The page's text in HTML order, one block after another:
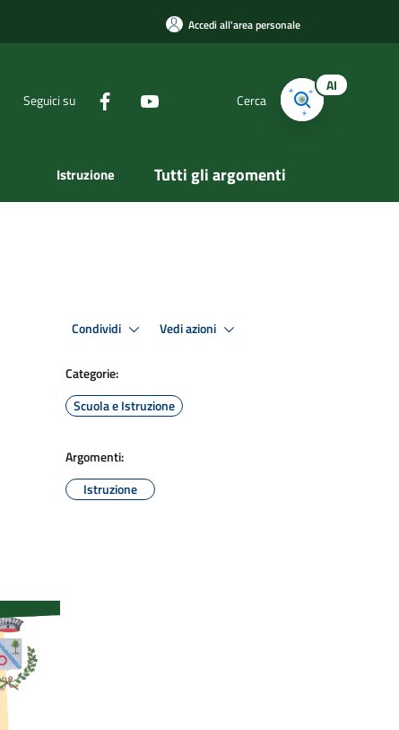
Accedi all'area personale
Seguici su Cerca
AI
Istruzione Tutti gli argomenti
Condividi Vedi azioni
Categorie:
Scuola e Istruzione
Argomenti:
Istruzione